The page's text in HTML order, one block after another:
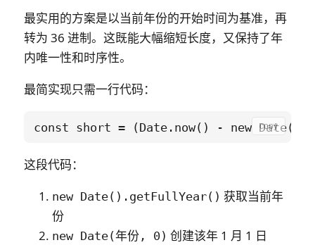
最实用的方案是以当前年份的开始时间为基准，再
转为 36 进制。这既能大幅缩短长度，又保持了年
内唯一性和时序性。
最简实现只需一行代码：
copy
这段代码：
new Date().getFullYear() 获取当前年
份
new Date(年份, 0) 创建该年 1 月 1 日